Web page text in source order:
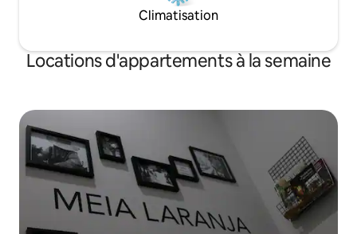
Climatisation
Locations d'appartements à la semaine